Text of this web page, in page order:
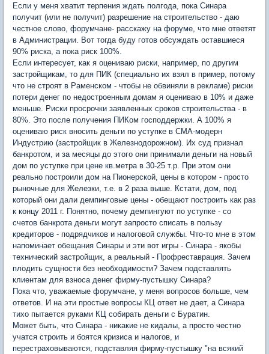
Если у меня хватит терпения ждать полгода, пока Синара
получит (или не получит) разрешение на строительство - даю
честное слово, форумчане- расскажу на форуме, что мне ответят
в Администрации. Вот тогда буду готов обсуждать оставшиеся
90% риска, а пока риск 100%.
Если интересует, как я оцениваю риски, например, по другим
застройщикам, то для ПИК (специально их взял в пример, потому
что не строят в Раменском - чтобы не обвиняли в рекламе) риски
потери денег по недостроенным домам я оцениваю в 10% и даже
меньше. Риски просрочки заявленных сроков строительства - в
80%. Это после получения ПИКом господдержки. А 100% я
оцениваю риск вносить деньги по уступке в СМА-модерн
Индустрию (застройщик в Железнодорожном). Их суд признал
банкротом, и за месяцы до этого они принимали деньги на новый
дом по уступке при цене кв.метра в 30-25 т.р. При этом они
реально построили дом на Пионерской, цены в котором - просто
рыночные для Железки, т.е. в 2 раза выше. Кстати, дом, под
который они дали демпинговые цены - обещают построить как раз
к концу 2011 г. Понятно, почему демпингуют по уступке - со
счетов банкрота деньги могут запросто списать в пользу
кредиторов - подрядчиков и налоговой службы. Что-то мне в этом
напоминает обещания Синары и эти вот игры - Синара - якобы
технический застройщик, а реальный - Профреставрация. Зачем
плодить сущности без необходимости? Зачем подставлять
клиентам для взноса денег фирму-пустышку Синара?
Пока что, уважаемые форумчане, у меня вопросов больше, чем
ответов. И на эти простые вопросы КЦ ответ не дает, а Синара
тихо пытается руками КЦ собирать деньги с Буратин.
Может быть, что Синара - никакие не кидалы, а просто честно
учатся строить и боятся кризиса и налогов, и
перестраховываются, подставляя фирму-пустышку "на всякий